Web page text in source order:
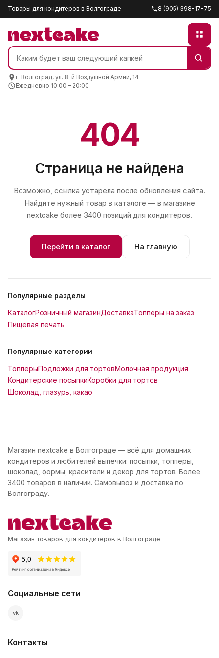
Товары для кондитеров в Волгограде 8 (905) 398-17-75
г. Волгоград, ул. 8-й Воздушной Армии, 14
Ежедневно 10:00 – 20:00
404
Страница не найдена
Возможно, ссылка устарела после обновления сайта.
Найдите нужный товар в каталоге — в магазине
nextcake более 3400 позиций для кондитеров.
Перейти в каталог На главную
Популярные разделы
КаталогРозничный магазинДоставкаТопперы на заказ
Пищевая печать
Популярные категории
ТопперыПодложки для тортовМолочная продукция
Кондитерские посыпкиКоробки для тортов
Шоколад, глазурь, какао
Магазин nextcake в Волгограде — всё для домашних
кондитеров и любителей выпечки: посыпки, топперы,
шоколад, формы, красители и декор для тортов. Более
3400 товаров в наличии. Самовывоз и доставка по
Волгограду.
Магазин товаров для кондитеров в Волгограде
Социальные сети
vk
Контакты